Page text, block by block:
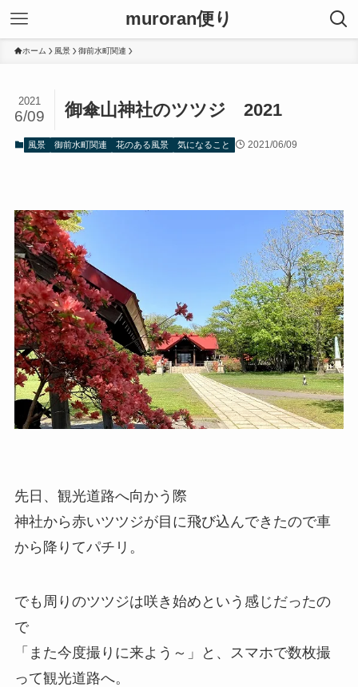
muroran便り
ホーム 風景 御前水町関連
御傘山神社のツツジ 2021
2021
6/09
風景 御前水町関連 花のある風景 気になること 2021/06/09
先日、観光道路へ向かう際
神社から赤いツツジが目に飛び込んできたので車
から降りてパチリ。
でも周りのツツジは咲き始めという感じだったの
で
「また今度撮りに来よう～」と、スマホで数枚撮
って観光道路へ。